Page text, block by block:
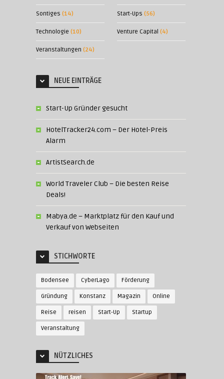
Sontiges (14) Start-Ups (56)
Technologie (10) Venture Capital (4)
Veranstaltungen (24)
NEUE EINTRÄGE
Start-Up Gründer gesucht
HotelTracker24.com – Der Hotel-Preis
Alarm
ArtistSearch.de
World Traveler Club – Die besten Reise
Deals!
Mabya.de – Marktplatz für den Kauf und
Verkauf von Webseiten
STICHWORTE
Bodensee CyberLago Förderung
Gründung Konstanz Magazin Online
Reise reisen Start-Up Startup
Veranstaltung
NÜTZLICHES